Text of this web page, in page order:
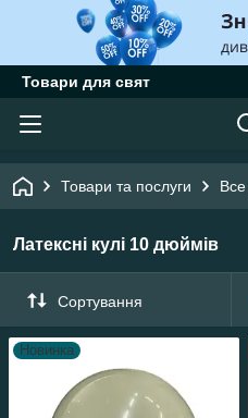
Товари для свят
Товари та послуги
Латексні кулі 10 дюймів
Сортування
Новинка